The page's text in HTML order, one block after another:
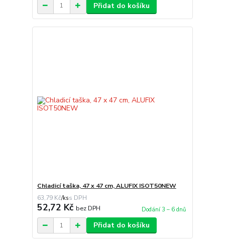
Přidat do košíku
Chladicí taška, 47 x 47 cm, ALUFIX ISOT50NEW
63,79 Kč/ks
52,72 Kč bez DPH Dodání 3 – 6 dnů
Přidat do košíku